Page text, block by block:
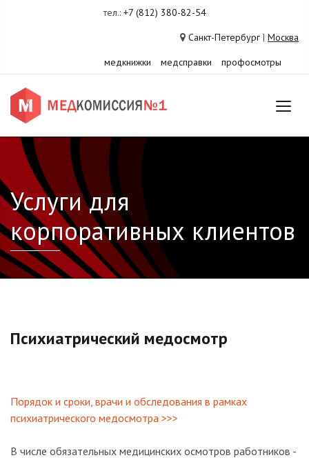
тел.: +7 (812) 380-82-54
Санкт-Петербург | Москва
медкнижки
медсправки профосмотры
Услуги для
корпоративных клиентов
Психиатрический медосмотр
Порядок и сроки, врачи и обследования в рамках
психиатрического медосмотра >>>
В числе обязательных медицинских осмотров работников -